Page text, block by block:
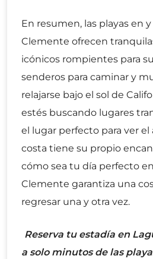
En resumen, las playas en
Clemente ofrecen
icónicos rompientes para
senderos para caminar y
relajarse bajo el sol de
estés buscando lugares
el lugar perfecto para ver el
costa tiene su propio
cómo sea tu día perfecto
Clemente garantiza una
regresar una y otra vez.
Reserva tu estadía en
a solo minutos de las